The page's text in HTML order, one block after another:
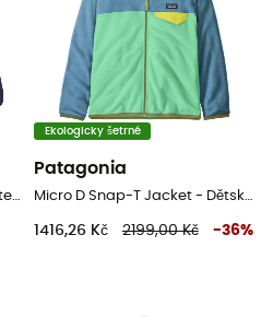
Ekologicky šetrné
Patagonia
1416,26 Kč 2199,00 Kč -36%